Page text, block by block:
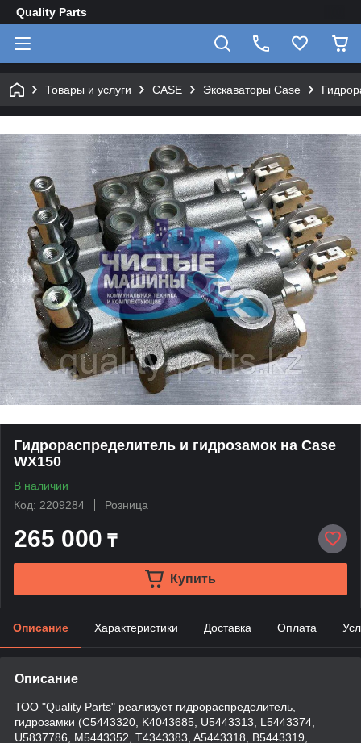
Quality Parts
Товары и услуги CASE Экскаваторы Case
Гидрораспределитель и гидрозамок на Case
WX150
В наличии
Код: 2209284
Розница
265 000 ₸
Купить
Описание Характеристики Доставка Оплата
Описание
ТОО "Quality Parts" реализует гидрораспределитель,
гидрозамки (C5443320, K4043685, U5443313, L5443374,
U5837786, M5443352, T4343383, A5443318, B5443319,